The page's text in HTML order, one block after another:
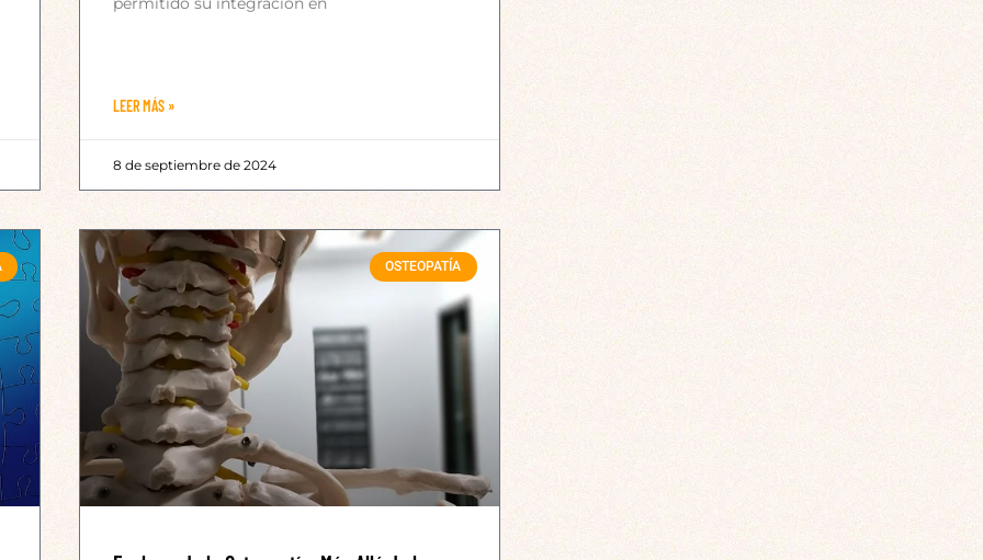
LEER MÁS »
8 de septiembre de 2024
OSTEOPATÍA